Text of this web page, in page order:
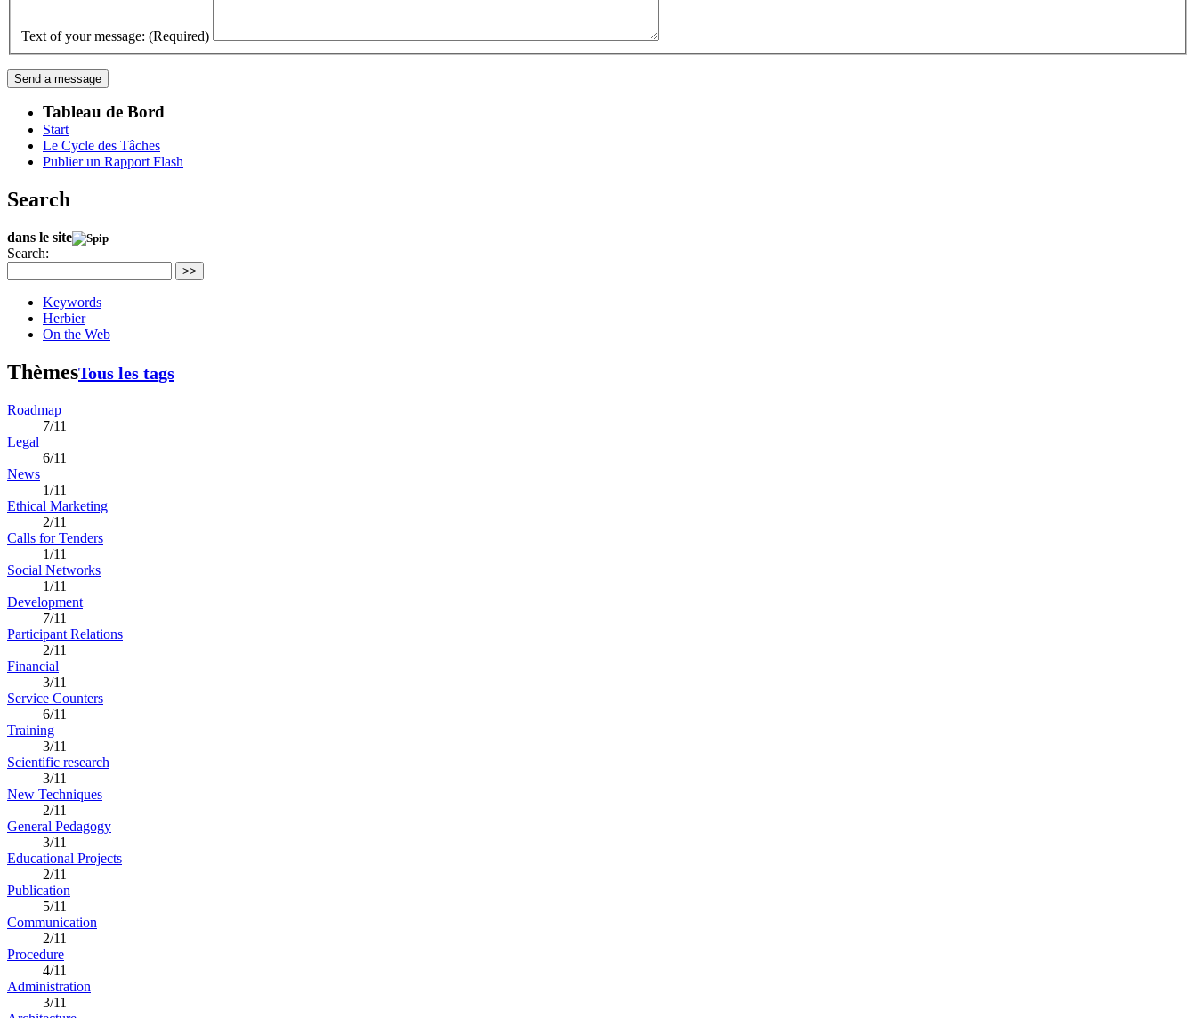
Text of your message: (Required)
Tableau de Bord
Start
Le Cycle des Tâches
Publier un Rapport Flash
Search
dans le site
Search:
>>
Keywords
Herbier
On the Web
ThèmesTous les tags
Roadmap
7/11
Legal
6/11
News
1/11
Ethical Marketing
2/11
Calls for Tenders
1/11
Social Networks
1/11
Development
7/11
Participant Relations
2/11
Financial
3/11
Service Counters
6/11
Training
3/11
Scientific research
3/11
New Techniques
2/11
General Pedagogy
3/11
Educational Projects
2/11
Publication
5/11
Communication
2/11
Procedure
4/11
Administration
3/11